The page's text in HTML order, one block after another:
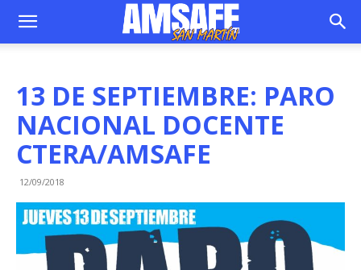
13 DE SEPTIEMBRE: PARO
NACIONAL DOCENTE
CTERA/AMSAFE
12/09/2018